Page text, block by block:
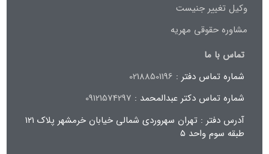
وکیل تغییر جنیست
مشاوره حقوقی مهریه
تماس با ما
شماره تماس دفتر : 02188501196
شماره تماس دکتر عبدالمحمد : 09121574297
آدرس دفتر : تهران سهروردی شمالی خیابان خرمشهر پلاک ۱۲۱
طبقه سوم واحد ۵